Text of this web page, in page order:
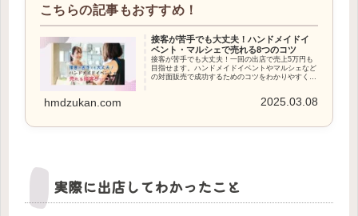
接客が苦手でも大丈夫！ハンドメイドイ
ベント・マルシェで売れる8つのコツ
接客が苦手でも大丈夫！一回の出店で売上5万円も
目指せます。ハンドメイドイベントやマルシェなど
の対面販売で成功するためのコツをわかりやすく紹
hmdzukan.com 2025.03.08
実際に出店してわかったこと